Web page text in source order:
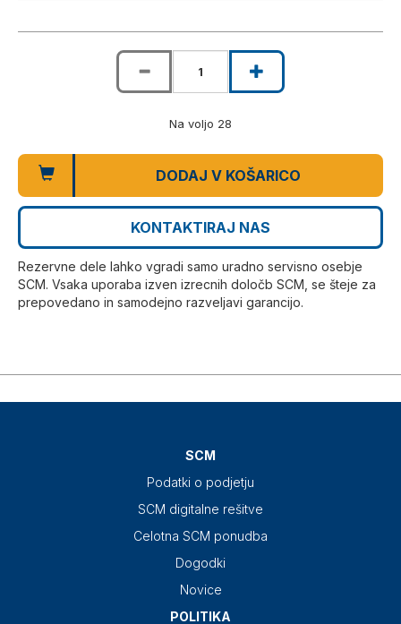
Na voljo 28
DODAJ V KOŠARICO
KONTAKTIRAJ NAS
Rezervne dele lahko vgradi samo uradno servisno osebje
SCM. Vsaka uporaba izven izrecnih določb SCM, se šteje za
prepovedano in samodejno razveljavi garancijo.
SCM
Podatki o podjetju
SCM digitalne rešitve
Celotna SCM ponudba
Dogodki
Novice
POLITIKA